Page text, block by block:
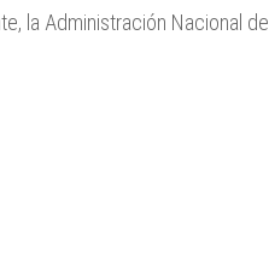
la Administración Nacional de